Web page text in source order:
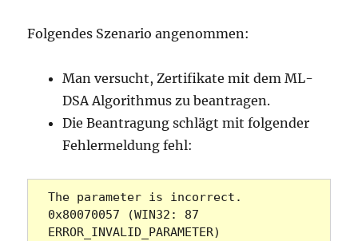
Folgendes Szenario angenommen:
Man versucht, Zertifikate mit dem ML-
DSA Algorithmus zu beantragen.
Die Beantragung schlägt mit folgender
Fehlermeldung fehl:
The parameter is incorrect.
0x80070057 (WIN32: 87
ERROR_INVALID_PARAMETER)